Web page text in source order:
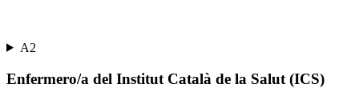
A2
Enfermero/a del Institut Català de la Salut (ICS)